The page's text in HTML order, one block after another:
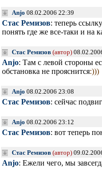
Anjo 08.02.2006 22:39
Стас Ремизов: теперь
понять где же все-таки и на
Стас Ремизов (автор)
Anjo: Там с левой стороны
обстановка не прояснится:)))
Anjo 08.02.2006 23:08
Стас Ремизов: сейчас
Anjo 08.02.2006 23:12
Стас Ремизов: вот теперь
Стас Ремизов (автор)
Anjo: Ежели чего, мы